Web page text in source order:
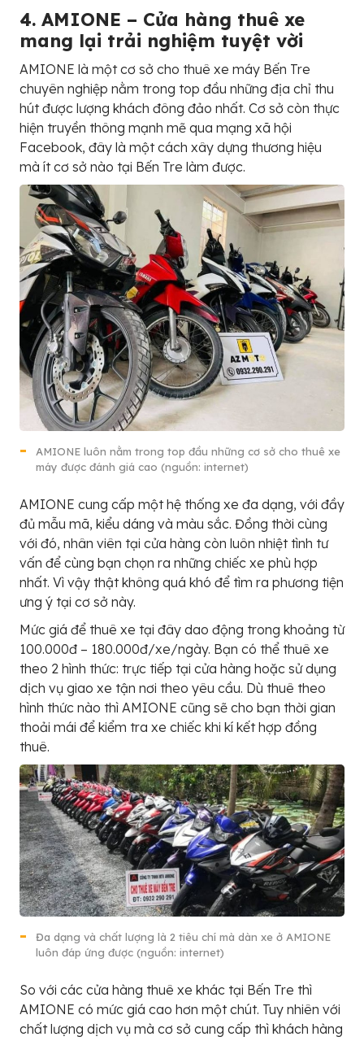
4. AMIONE – Cửa hàng thuê xe
mang lại trải nghiệm tuyệt vời
AMIONE là một cơ sở cho thuê xe máy Bến Tre
chuyên nghiệp nằm trong top đầu những địa chỉ thu
hút được lượng khách đông đảo nhất. Cơ sở còn thực
hiện truyền thông mạnh mẽ qua mạng xã hội
Facebook, đây là một cách xây dựng thương hiệu
mà ít cơ sở nào tại Bến Tre làm được.
AMIONE luôn nằm trong top đầu những cơ sở cho thuê xe
máy được đánh giá cao (nguồn: internet)
AMIONE cung cấp một hệ thống xe đa dạng, với đầy
đủ mẫu mã, kiểu dáng và màu sắc. Đồng thời cùng
với đó, nhân viên tại cửa hàng còn luôn nhiệt tình tư
vấn để cùng bạn chọn ra những chiếc xe phù hợp
nhất. Vì vậy thật không quá khó để tìm ra phương tiện
ưng ý tại cơ sở này.
Mức giá để thuê xe tại đây dao động trong khoảng từ
100.000đ – 180.000đ/xe/ngày. Bạn có thể thuê xe
theo 2 hình thức: trực tiếp tại cửa hàng hoặc sử dụng
dịch vụ giao xe tận nơi theo yêu cầu. Dù thuê theo
hình thức nào thì AMIONE cũng sẽ cho bạn thời gian
thoải mái để kiểm tra xe chiếc khi kí kết hợp đồng
thuê.
Đa dạng và chất lượng là 2 tiêu chí mà dàn xe ở AMIONE
luôn đáp ứng được (nguồn: internet)
So với các cửa hàng thuê xe khác tại Bến Tre thì
AMIONE có mức giá cao hơn một chút. Tuy nhiên với
chất lượng dịch vụ mà cơ sở cung cấp thì khách hàng